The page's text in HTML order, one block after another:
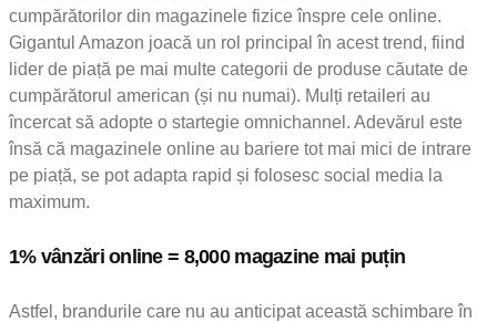
cumpărătorilor din magazinele fizice înspre cele online.
Gigantul Amazon joacă un rol principal în acest trend, fiind
lider de piață pe mai multe categorii de produse căutate de
cumpărătorul american (și nu numai). Mulți retaileri au
încercat să adopte o startegie omnichannel. Adevărul este
însă că magazinele online au bariere tot mai mici de intrare
pe piață, se pot adapta rapid și folosesc social media la
maximum.
1% vânzări online = 8,000 magazine mai puțin
Astfel, brandurile care nu au anticipat această schimbare în